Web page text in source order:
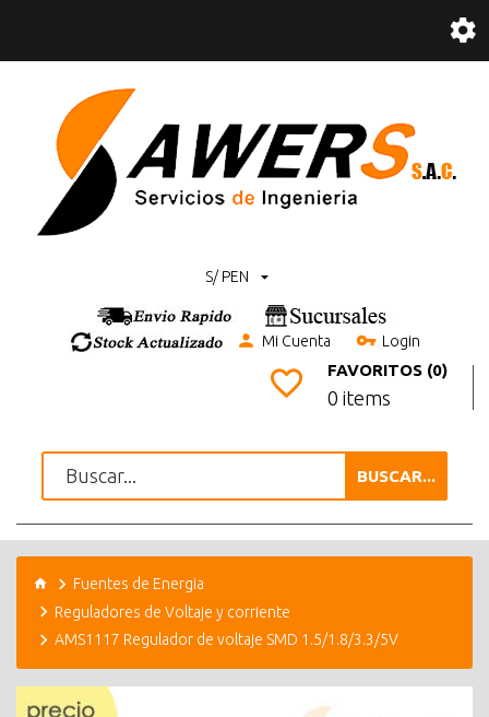
S/ PEN
Mi Cuenta Login
FAVORITOS (0)
0 items
BUSCAR...
Fuentes de Energia
Reguladores de Voltaje y corriente
AMS1117 Regulador de voltaje SMD 1.5/1.8/3.3/5V